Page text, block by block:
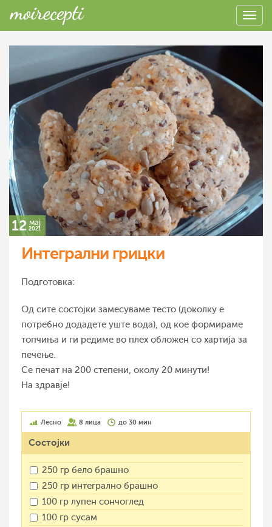
12 мај
2021
Интегрални грицки
Подготовка:
Од сите состојки замесуваме тесто (доколку е
потребно додадете уште вода), од кое формираме
топчиња и ги редиме во плех обложен со хартија за
печење.
Се печат на 200 степени, околу 20 минути!
На здравје!
Лесно 8 лица до 30 мин
Состојки
250 гр бело брашно
250 гр интегрално брашно
100 гр лупен сончоглед
100 гр сусам